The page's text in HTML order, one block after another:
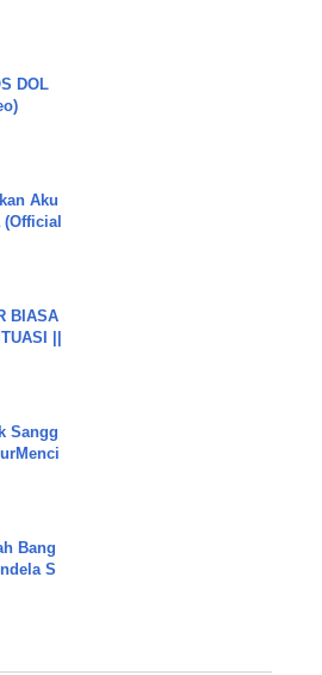
DOL
Aku
BIASA
||
Sangg
Bang
S